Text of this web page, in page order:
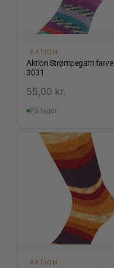
AKTION
Aktion Strømpegarn farve
3031
55,00 kr.
På lager
AKTION